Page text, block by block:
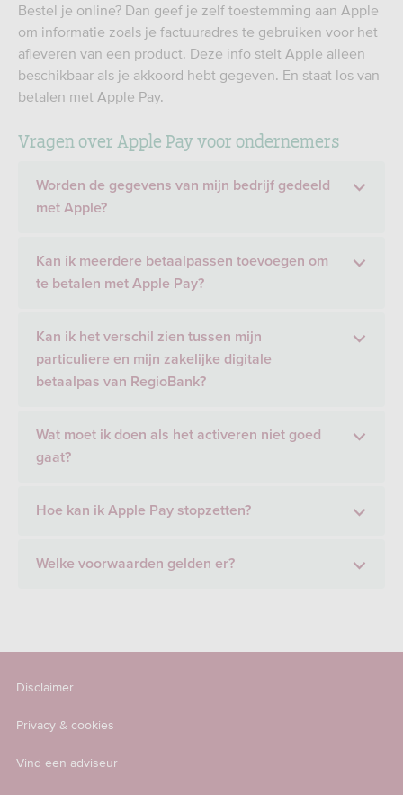
Bestel je online? Dan geef je zelf toestemming aan Apple
om informatie zoals je factuuradres te gebruiken voor het
afleveren van een product. Deze info stelt Apple alleen
beschikbaar als je akkoord hebt gegeven. En staat los van
betalen met Apple Pay.
Vragen over Apple Pay voor ondernemers
Worden de gegevens van mijn bedrijf gedeeld
met Apple?
Kan ik meerdere betaalpassen toevoegen om
te betalen met Apple Pay?
Kan ik het verschil zien tussen mijn
particuliere en mijn zakelijke digitale
betaalpas van RegioBank?
Wat moet ik doen als het activeren niet goed
gaat?
Hoe kan ik Apple Pay stopzetten?
Welke voorwaarden gelden er?
Disclaimer
Privacy & cookies
Vind een adviseur